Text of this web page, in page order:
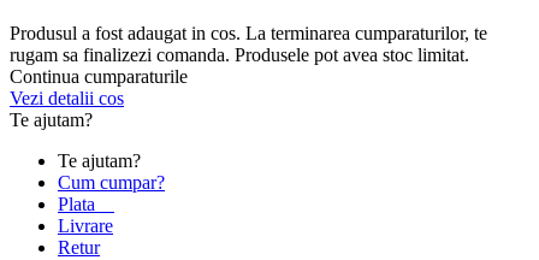
Produsul a fost adaugat in cos. La terminarea cumparaturilor, te
rugam sa finalizezi comanda. Produsele pot avea stoc limitat.
Continua cumparaturile
Vezi detalii cos
Te ajutam?
Te ajutam?
Cum cumpar?
Plata
Livrare
Retur